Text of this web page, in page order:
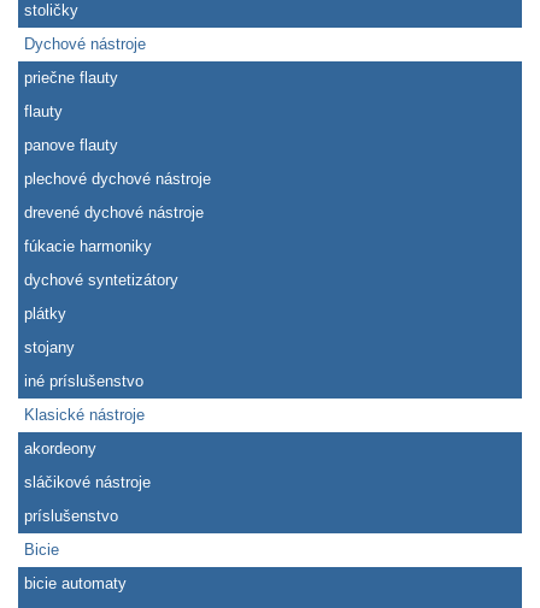
stoličky
Dychové nástroje
priečne flauty
flauty
panove flauty
plechové dychové nástroje
drevené dychové nástroje
fúkacie harmoniky
dychové syntetizátory
plátky
stojany
iné príslušenstvo
Klasické nástroje
akordeony
sláčikové nástroje
príslušenstvo
Bicie
bicie automaty